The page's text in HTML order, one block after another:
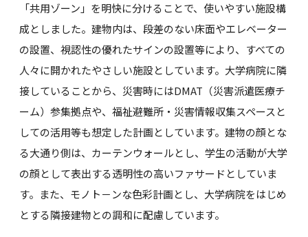
「共用ゾーン」を明快に分けることで、使いやすい施設構
成としました。建物内は、段差のない床面やエレベーター
の設置、視認性の優れたサインの設置等により、すべての
人々に開かれたやさしい施設としています。大学病院に隣
接していることから、災害時にはDMAT（災害派遣医療チ
ーム）参集拠点や、福祉避難所・災害情報収集スペースと
しての活用等も想定した計画としています。建物の顔とな
る大通り側は、カーテンウォールとし、学生の活動が大学
の顔として表出する透明性の高いファサードとしていま
す。また、モノト－ンな色彩計画とし、大学病院をはじめ
とする隣接建物との調和に配慮しています。